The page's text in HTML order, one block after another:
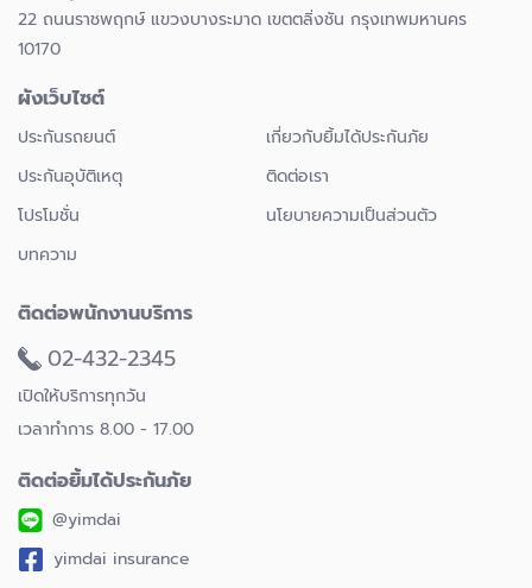
22 ถนนราชพฤกษ์ แขวงบางระมาด เขตตลิ่งชัน กรุงเทพมหานคร
10170
ผังเว็บไซต์
ประกันรถยนต์
เกี่ยวกับยิ้มได้ประกันภัย
ประกันอุบัติเหตุ
ติดต่อเรา
โปรโมชั่น
นโยบายความเป็นส่วนตัว
บทความ
ติดต่อพนักงานบริการ
02-432-2345
เปิดให้บริการทุกวัน
เวลาทำการ 8.00 - 17.00
ติดต่อยิ้มได้ประกันภัย
@yimdai
yimdai insurance